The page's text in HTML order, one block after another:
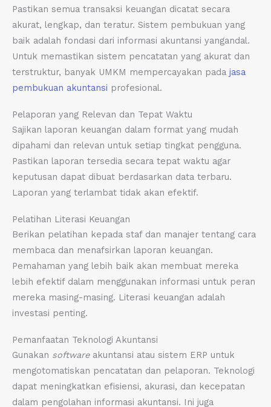
Pastikan semua transaksi keuangan dicatat secara
akurat, lengkap, dan teratur. Sistem pembukuan yang
baik adalah fondasi dari informasi akuntansi yangandal.
Untuk memastikan sistem pencatatan yang akurat dan
terstruktur, banyak UMKM mempercayakan pada jasa
pembukuan akuntansi profesional.
Pelaporan yang Relevan dan Tepat Waktu
Sajikan laporan keuangan dalam format yang mudah
dipahami dan relevan untuk setiap tingkat pengguna.
Pastikan laporan tersedia secara tepat waktu agar
keputusan dapat dibuat berdasarkan data terbaru.
Laporan yang terlambat tidak akan efektif.
Pelatihan Literasi Keuangan
Berikan pelatihan kepada staf dan manajer tentang cara
membaca dan menafsirkan laporan keuangan.
Pemahaman yang lebih baik akan membuat mereka
lebih efektif dalam menggunakan informasi untuk peran
mereka masing-masing. Literasi keuangan adalah
investasi penting.
Pemanfaatan Teknologi Akuntansi
Gunakan softwareakuntansi atau sistem ERP untuk
mengotomatiskan pencatatan dan pelaporan. Teknologi
dapat meningkatkan efisiensi, akurasi, dan kecepatan
dalam pengolahan informasi akuntansi. Ini juga